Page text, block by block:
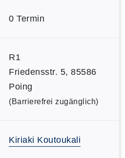
0 Termin
R1
Friedensstr. 5, 85586
Poing
(Barrierefrei zugänglich)
Kiriaki Koutoukali